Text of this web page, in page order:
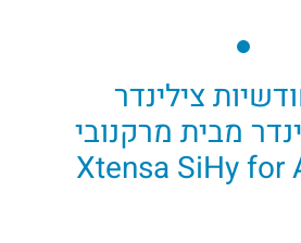
צילינדר
מבית מרקנובי
​Xtensa SiHy for